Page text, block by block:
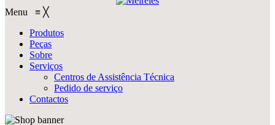
Menu ≡ ╳
Produtos
Peças
Sobre
Serviços
Centros de Assistência Técnica
Pedido de serviço
Contactos